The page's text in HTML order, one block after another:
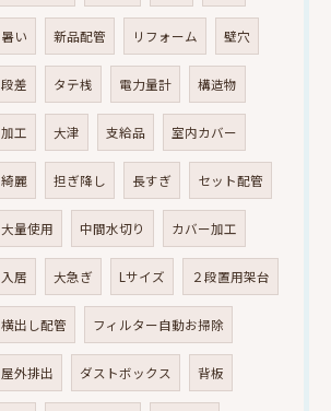
暑い 新品配管 リフォーム 壁穴
段差 タテ桟 電力量計 構造物
加工 大津 支給品 室内カバー
綺麗 担ぎ降し 長すぎ セット配管
大量使用 中間水切り カバー加工
入居 大急ぎ Lサイズ ２段置用架台
横出し配管 フィルター自動お掃除
屋外排出 ダストボックス 背板